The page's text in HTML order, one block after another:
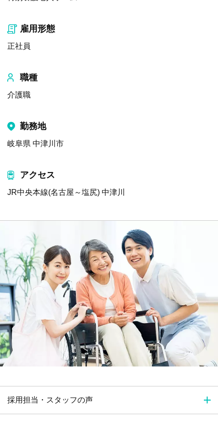
雇用形態
正社員
職種
介護職
勤務地
岐阜県 中津川市
アクセス
JR中央本線(名古屋～塩尻) 中津川
採用担当・スタッフの声